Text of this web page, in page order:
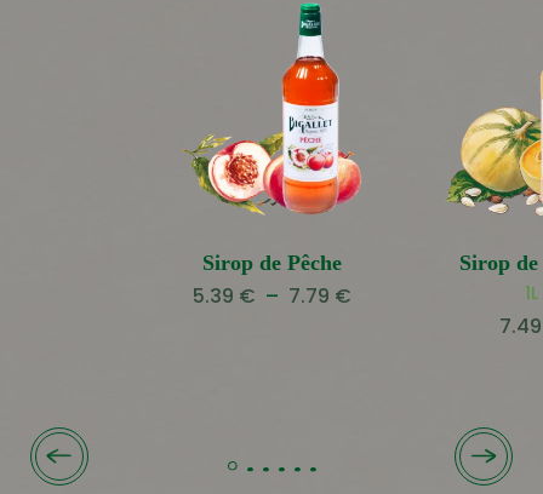
Sirop de Pêche
5.39 € – 7.79 €Plage
Sirop
1L